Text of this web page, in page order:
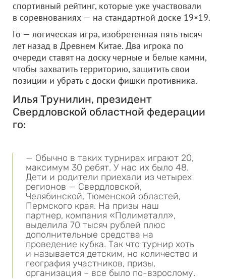
спортивный рейтинг, которые уже участвовали
в соревнованиях — на стандартной доске 19×19.
Го — логическая игра, изобретенная пять тысяч
лет назад в Древнем Китае. Два игрока по
очереди ставят на доску черные и белые камни,
чтобы захватить территорию, защитить свои
позиции и убрать с доски фишки противника.
Илья Трунилин, президент
Свердловской областной федерации
го:
— Обычно в таких турнирах играют 20,
максимум 30 ребят. У нас их было 48.
Дети и родители приехали из четырех
регионов — Свердловской,
Челябинской, Тюменской областей,
Пермского края. На призы наш
партнер, компания «Полиметалл»,
выделила 70 тысяч рублей плюс
дополнительные средства на
проведение кубка. Так что турнир хоть
и называется детским, но количество и
география участников, призы,
организация – все было по-взрослому.